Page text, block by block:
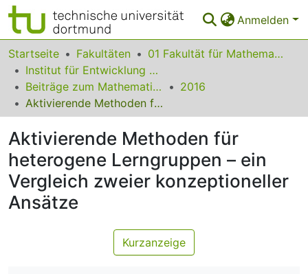
Anmelden
Bereiche & Sammlungen
Das gesamte Repositorium
Statistiken
FAQ
Leitlinien
Zurück zur Startseite
Startseite Fakultäten
01 Fakultät für Mathematik
Institut für Entwicklung und Erforschung des Mathematikunterrichts
Beiträge zum Mathematikunterricht
2016
Aktivierende Methoden für heterogene Lerngruppen – ein Vergleich zweier konzeptioneller Ansätze
Aktivierende Methoden für
heterogene Lerngruppen – ein
Vergleich zweier konzeptioneller
Ansätze
Kurzanzeige